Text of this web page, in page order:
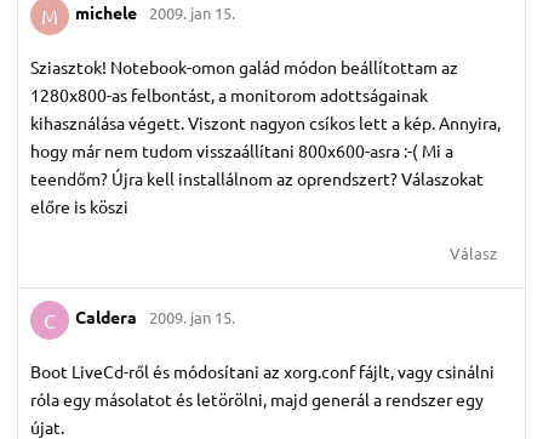
M michele 2009. jan 15.
Sziasztok! Notebook-omon galád módon beállítottam az
1280x800-as felbontást, a monitorom adottságainak
kihasználása végett. Viszont nagyon csíkos lett a kép. Annyira,
hogy már nem tudom visszaállítani 800x600-asra :-( Mi a
teendőm? Újra kell installálnom az oprendszert? Válaszokat
előre is köszi
Válasz
C Caldera 2009. jan 15.
Boot LiveCd-ről és módosítani az xorg.conf fájlt, vagy csinálni
róla egy másolatot és letörölni, majd generál a rendszer egy
újat.